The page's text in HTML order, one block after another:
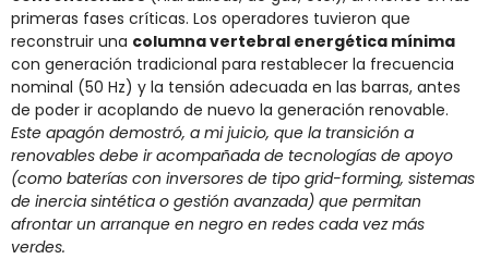
primeras fases críticas. Los operadores tuvieron que
reconstruir una columna vertebral energética mínima
con generación tradicional para restablecer la frecuencia
nominal (50 Hz) y la tensión adecuada en las barras, antes
de poder ir acoplando de nuevo la generación renovable.
Este apagón demostró, a mi juicio, que la transición a
renovables debe ir acompañada de tecnologías de apoyo
(como baterías con inversores de tipo grid-forming, sistemas
de inercia sintética o gestión avanzada) que permitan
afrontar un arranque en negro en redes cada vez más
verdes.